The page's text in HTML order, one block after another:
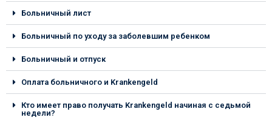
Больничный лист
Больничный по уходу за заболевшим ребенком
Больничный и отпуск
Оплата больничного и Krankengeld
Кто имеет право получать Krankengeld начиная с седьмой
недели?